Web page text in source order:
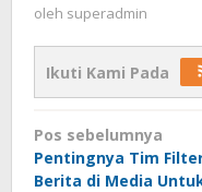
oleh superadmin
Ikuti Kami Pada
Navigasi
pos
Pos sebelumnya
Pentingnya Tim
Berita di Media